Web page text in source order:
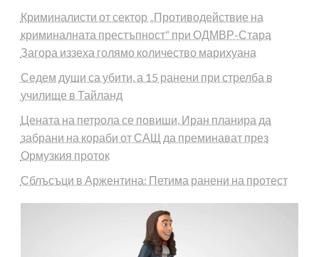
Криминалисти от сектор „Противодействие на
криминалната престъпност“ при ОДМВР-Стара
Загора иззеха голямо количество марихуана
Седем души са убити, а 15 ранени при стрелба в
училище в Тайланд
Цената на петрола се повиши, Иран планира да
забрани на кораби от САЩ да преминават през
Ормузкия проток
Сблъсъци в Аржентина: Петима ранени на протест